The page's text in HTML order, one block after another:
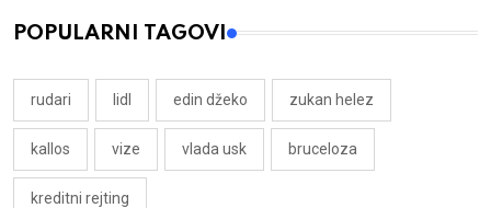
POPULARNI TAGOVI
rudari lidl edin džeko zukan helez
kallos vize vlada usk bruceloza
kreditni rejting